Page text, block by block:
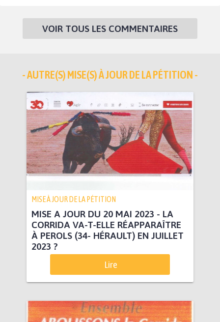
VOIR TOUS LES COMMENTAIRES
- AUTRE(S) MISE(S) À JOUR DE LA PÉTITION -
MISE À JOUR DE LA PÉTITION
MISE A JOUR DU 20 MAI 2023 - LA
CORRIDA VA-T-ELLE RÉAPPARAÎTRE
À PEROLS (34- HÉRAULT) EN JUILLET
2023 ?
Lire